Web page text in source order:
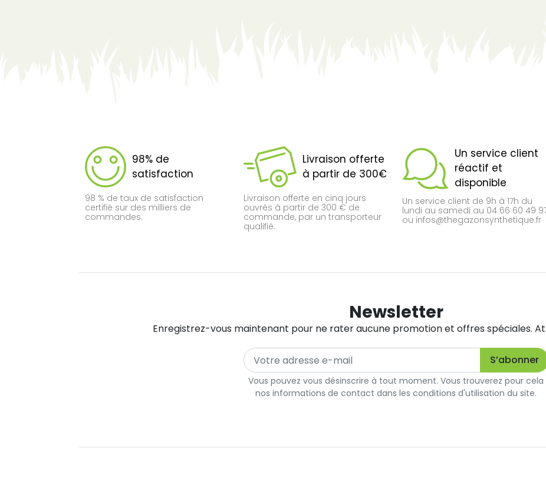
98% de
satisfaction
98 % de taux de satisfaction
certifié sur des milliers de
commandes.
Livraison offerte
à partir de 300€
Livraison offerte en cinq jours
ouvrés à partir de 300 € de
commande, par un transporteur
qualifié.
Un service client
réactif et
disponible
Un service client de 9h à 17h du
lundi au samedi au 04 66 60 49
ou infos@thegazonsynthetique.fr
Newsletter
Enregistrez-vous maintenant pour ne rater aucune promotion et offres spéciales.
Vous pouvez vous désinscrire à tout moment. Vous trouverez pour cela
nos informations de contact dans les conditions d'utilisation du site.